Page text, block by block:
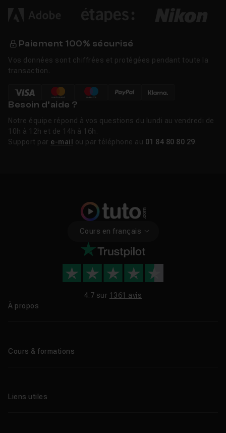
Paiement 100% sécurisé
Vos données sont chiffrées et protégées pendant toute la
transaction.
Besoin d’aide ?
Notre équipe répond à vos questions du lundi au vendredi de
10h à 12h et de 14h à 16h.
Support par e-mail ou par téléphone au 01 84 80 80 29
Cours en français
4.7 sur 1361 avis
À propos
Cours & formations
Formations certifiantes
Liens utiles